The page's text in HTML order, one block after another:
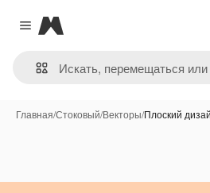
Close menu
Magnific
Главная/Стоковый/Векторы/Плоский